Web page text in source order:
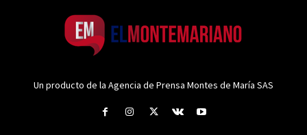
Un producto de la Agencia de Prensa Montes de María SAS